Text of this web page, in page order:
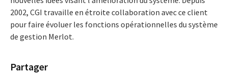
2002, CGI travaille en étroite collaboration avec ce client
pour faire évoluer les fonctions opérationnelles du système
de gestion Merlot.
Partager